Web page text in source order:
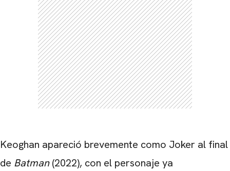
Keoghan apareció brevemente como Joker al final
de Batman(2022), con el personaje ya